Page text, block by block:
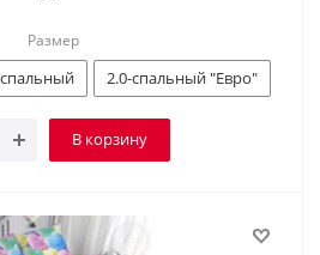
Размер
2.0-спальный "Евро"
В корзину